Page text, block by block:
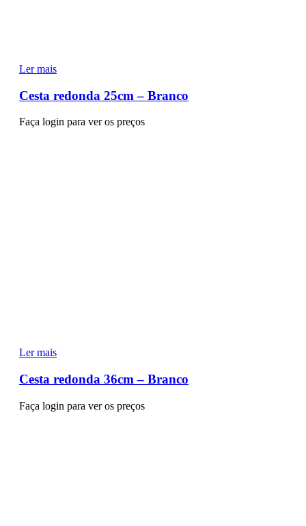
Ler mais
Cesta redonda 25cm – Branco
Faça login para ver os preços
Ler mais
Cesta redonda 36cm – Branco
Faça login para ver os preços